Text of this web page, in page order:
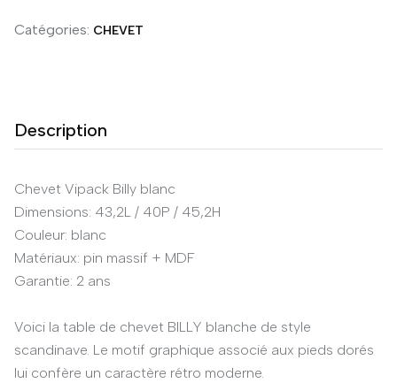
Catégories: CHEVET
Description
Chevet Vipack Billy blanc
Dimensions: 43,2L / 40P / 45,2H
Couleur: blanc
Matériaux: pin massif + MDF
Garantie: 2 ans
Voici la table de chevet BILLY blanche de style
scandinave. Le motif graphique associé aux pieds dorés
lui confère un caractère rétro moderne.